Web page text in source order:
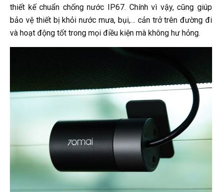
thiết kế chuẩn chống nước IP67. Chính vì vậy, cũng giúp
bảo vệ thiết bị khỏi nước mưa, bụi,… cản trở trên đường đi
và hoạt động tốt trong mọi điều kiện mà không hư hỏng.